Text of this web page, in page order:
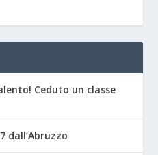
Ceduto un classe
dall’Abruzzo